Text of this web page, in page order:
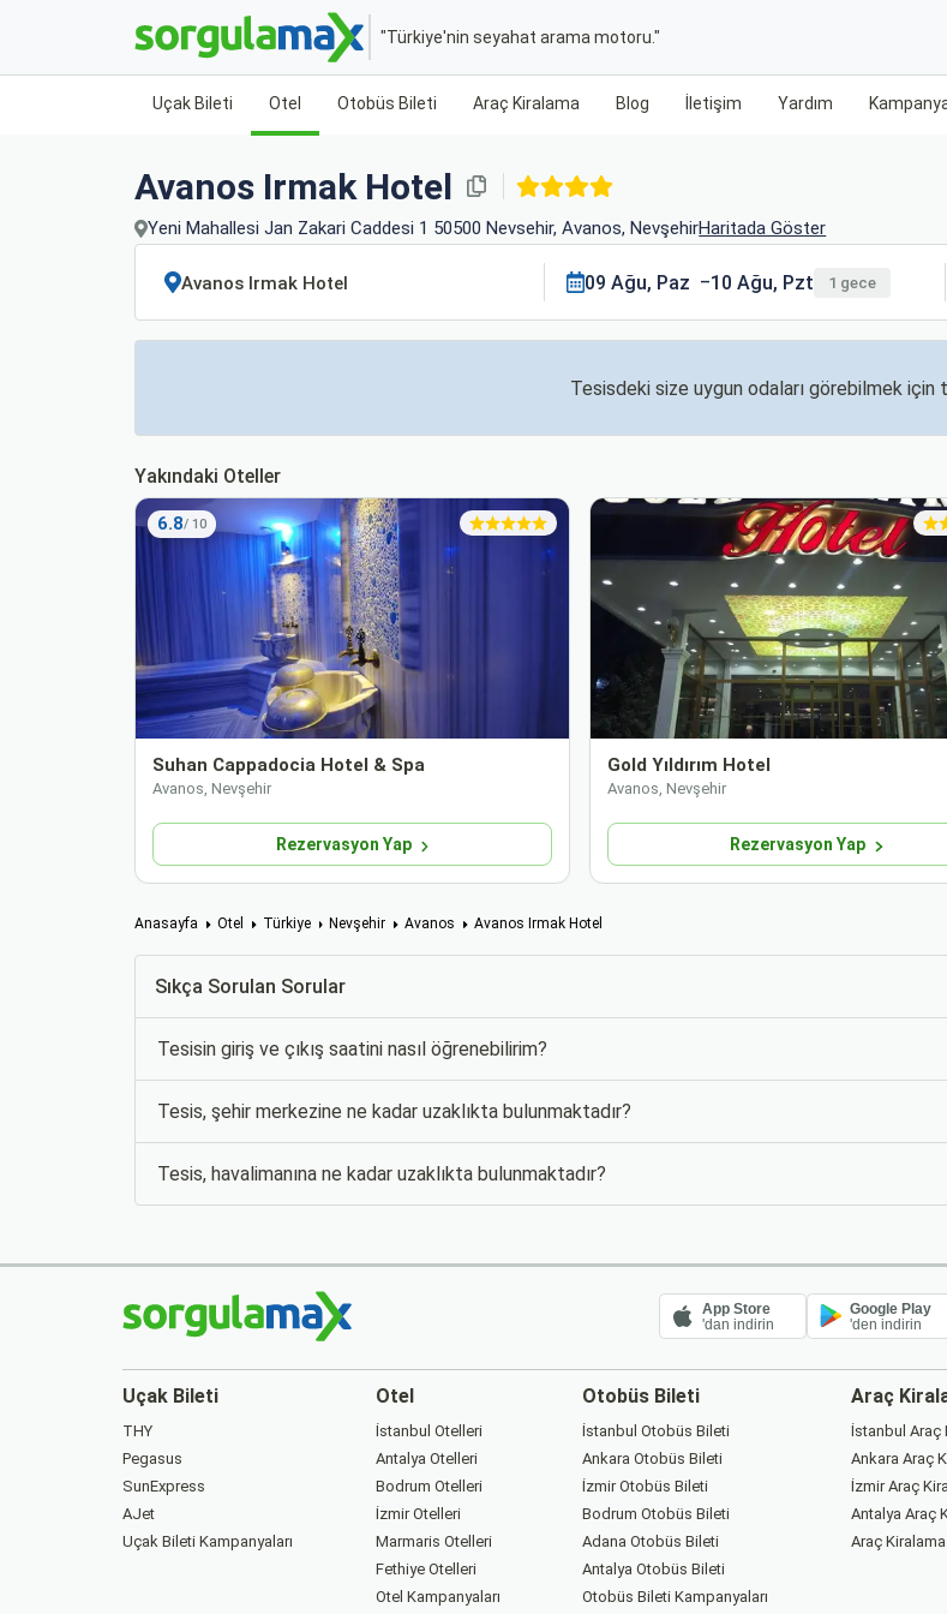
"Türkiye'nin seyahat arama motoru."
Uçak Bileti Otel Otobüs Bileti Araç Kiralama Blog İletişim Yardım
Avanos Irmak Hotel
Yeni Mahallesi Jan Zakari Caddesi 1 50500 Nevsehir, Avanos, NevşehirHaritada Göster
09 Ağu, Paz 10 Ağu, Pzt 1 gece
Tesisdeki size uygun odaları görebilmek için
Yakındaki Oteller
6.8
Suhan Cappadocia Hotel & Spa
Avanos, Nevşehir
Rezervasyon Yap
Gold Yıldırım Hotel
Avanos, Nevşehir
Rezervasyon Yap
Anasayfa Otel Türkiye Nevşehir Avanos Avanos Irmak Hotel
Sıkça Sorulan Sorular
Tesisin giriş ve çıkış saatini nasıl öğrenebilirim?
Tesis, şehir merkezine ne kadar uzaklıkta bulunmaktadır?
Tesis, havalimanına ne kadar uzaklıkta bulunmaktadır?
App Store
'dan indirin
Google Play
'den indirin
Uçak Bileti
THY
Pegasus
SunExpress
AJet
Uçak Bileti Kampanyaları
Otel
İstanbul Otelleri
Antalya Otelleri
Bodrum Otelleri
İzmir Otelleri
Marmaris Otelleri
Fethiye Otelleri
Otel Kampanyaları
Otobüs Bileti
İstanbul Otobüs Bileti
Ankara Otobüs Bileti
İzmir Otobüs Bileti
Bodrum Otobüs Bileti
Adana Otobüs Bileti
Antalya Otobüs Bileti
Otobüs Bileti Kampanyaları
Araç
İstanbul Araç
Ankara Araç
İzmir Araç
Antalya Araç
Araç